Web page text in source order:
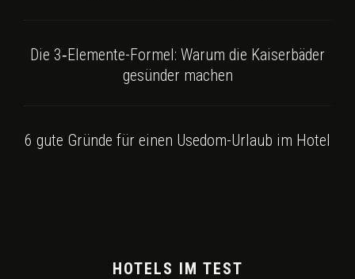
Die 3‑Elemente-Formel: Warum die Kaiserbäder
gesünder machen
6 gute Gründe für einen Usedom-Urlaub im Hotel
HOTELS IM TEST